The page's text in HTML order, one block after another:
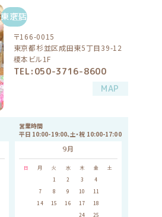
東京店
〒166-0015
東京都杉並区成田東5丁目39-12
榎本ビル1F
TEL:050-3716-8600
MAP
営業時間
平日 10:00-19:00、土・祝 10:00-17:00
9月
日 月 火 水 木 金
土
1
2 3 4
7 8 9 10 11
14 15 16 17 18
24 25